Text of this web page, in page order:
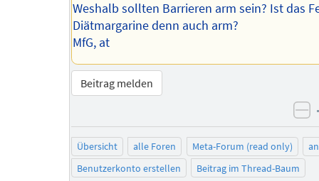
Weshalb sollten Barrieren arm sein? Ist das
Diätmargarine denn auch arm?
MfG, at
Beitrag melden
Übersicht alle Foren Meta-Forum (read only)
Benutzerkonto erstellen
Beitrag im Thread-Baum